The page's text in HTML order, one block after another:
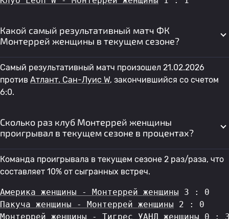
Какой самый результативный матч ФК
Монтеррей женщины в текущем сезоне?
Самый результативный матч произошел 21.02.2026
против Атлант. Сан-Луис W, закончившийся со счетом
6:0.
Сколько раз клуб Монтеррей женщины
проигрывал в текущем сезоне в процентах?
Команда проигрывала в текущем сезоне 2 раз/раза, что
составляет 10% от сыгранных встреч.
Америка женщины - Монтеррей женщины 3 : 0
Пакуча женщины - Монтеррей женщины 2 : 0
Монтеррей женщины - Тигрес УАНЛ женщины 0 :